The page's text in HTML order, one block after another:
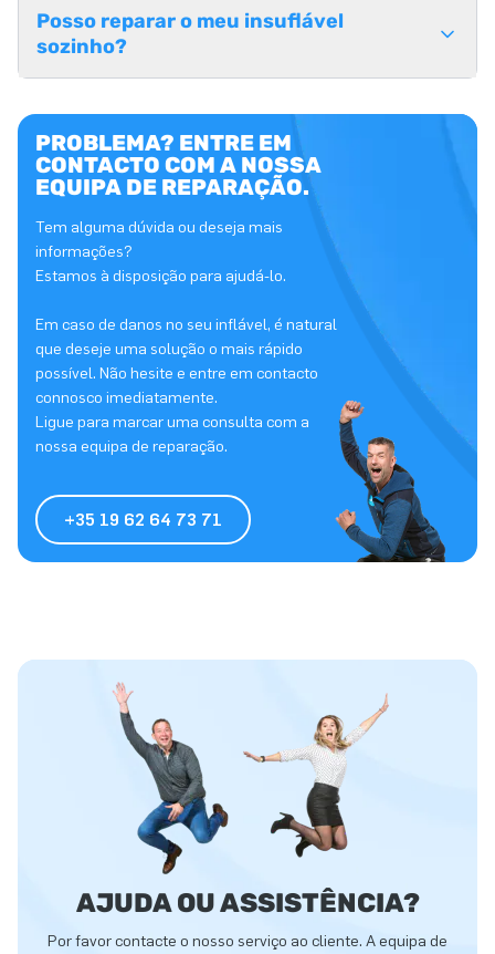
Posso reparar o meu insuflável
sozinho?
PROBLEMA? ENTRE EM
CONTACTO COM A NOSSA
EQUIPA DE REPARAÇÃO.
Tem alguma dúvida ou deseja mais
informações?
Estamos à disposição para ajudá-lo.
Em caso de danos no seu inflável, é natural
que deseje uma solução o mais rápido
possível. Não hesite e entre em contacto
connosco imediatamente.
Ligue para marcar uma consulta com a
nossa equipa de reparação.
+35 19 62 64 73 71
AJUDA OU ASSISTÊNCIA?
Por favor contacte o nosso serviço ao cliente. A equipa de